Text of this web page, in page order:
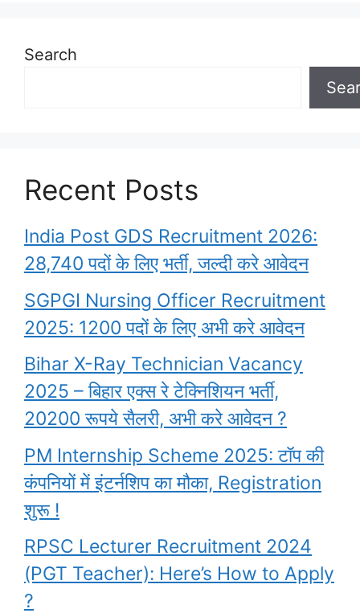
Search
Recent Posts
India Post GDS Recruitment 2026:
28,740 पदों के लिए भर्ती, जल्दी करे आवेदन
SGPGI Nursing Officer Recruitment
2025: 1200 पदों के लिए अभी करे आवेदन
Bihar X-Ray Technician Vacancy
2025 – बिहार एक्स रे टेक्निशियन भर्ती,
20200 रूपये सैलरी, अभी करे आवेदन ?
PM Internship Scheme 2025: टॉप की
कंपनियों में इंटर्नशिप का मौका, Registration
शुरू !
RPSC Lecturer Recruitment 2024
(PGT Teacher): Here’s How to Apply
?